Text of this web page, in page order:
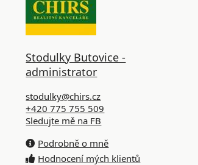
Stodulky Butovice -
administrator
stodulky@chirs.cz
+420 775 755 509
Sledujte mě na FB
Podrobně o mně
Hodnocení mých klientů